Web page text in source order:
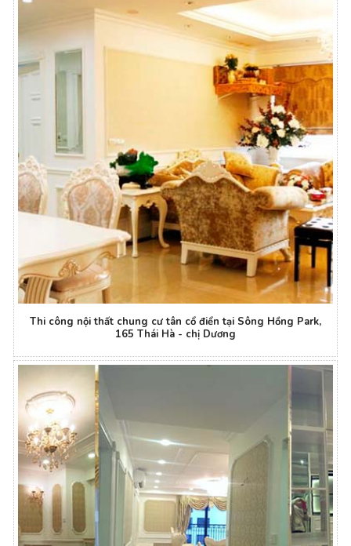
Thi công nội thất chung cư tân cổ điển tại Sông Hồng Park,
165 Thái Hà - chị Dương